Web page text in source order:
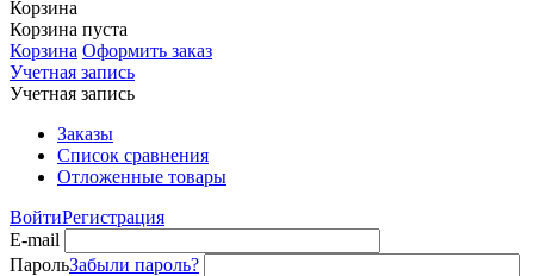
Корзина
Корзина пуста
Корзина Оформить заказ
Учетная запись
Учетная запись
Заказы
Список сравнения
Отложенные товары
ВойтиРегистрация
E-mail
ПарольЗабыли пароль?